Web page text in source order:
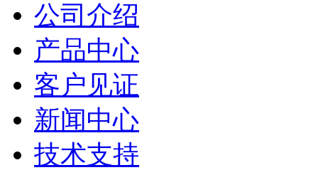
公司介绍
产品中心
客户见证
新闻中心
技术支持